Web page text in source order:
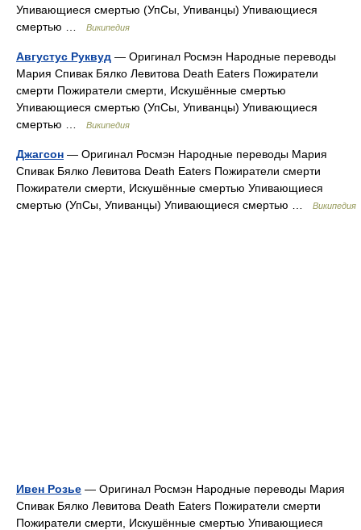
Упивающиеся смертью (УпСы, Упиванцы) Упивающиеся
смертью …
Википедия
Августус Руквуд — Оригинал Росмэн Народные переводы
Мария Спивак Бялко Левитова Death Eaters Пожиратели
смерти Пожиратели смерти, Искушённые смертью
Упивающиеся смертью (УпСы, Упиванцы) Упивающиеся
смертью …
Википедия
Джагсон — Оригинал Росмэн Народные переводы Мария
Спивак Бялко Левитова Death Eaters Пожиратели смерти
Пожиратели смерти, Искушённые смертью Упивающиеся
смертью (УпСы, Упиванцы) Упивающиеся смертью …
Википедия
Ивен Розье — Оригинал Росмэн Народные переводы Мария
Спивак Бялко Левитова Death Eaters Пожиратели смерти
Пожиратели смерти, Искушённые смертью Упивающиеся